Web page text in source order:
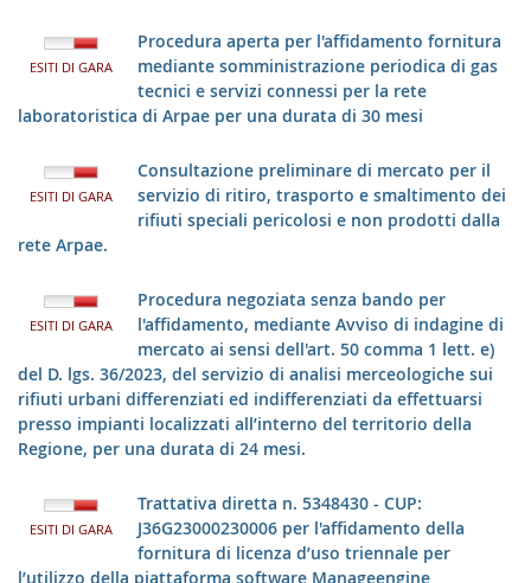
ESITI DI GARA
Procedura aperta per l'affidamento fornitura
mediante somministrazione periodica di gas
tecnici e servizi connessi per la rete
laboratoristica di Arpae per una durata di 30 mesi
ESITI DI GARA
Consultazione preliminare di mercato per il
servizio di ritiro, trasporto e smaltimento dei
rifiuti speciali pericolosi e non prodotti dalla
rete Arpae.
ESITI DI GARA
Procedura negoziata senza bando per
l'affidamento, mediante Avviso di indagine di
mercato ai sensi dell'art. 50 comma 1 lett. e)
del D. lgs. 36/2023, del servizio di analisi merceologiche sui
rifiuti urbani differenziati ed indifferenziati da effettuarsi
presso impianti localizzati all’interno del territorio della
Regione, per una durata di 24 mesi.
ESITI DI GARA
Trattativa diretta n. 5348430 - CUP:
J36G23000230006 per l'affidamento della
fornitura di licenza d’uso triennale per
l’utilizzo della piattaforma software Manageengine